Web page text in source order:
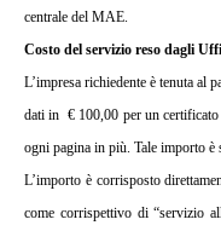
centrale del MAE.
Costo del servizio reso dagli
L’impresa richiedente è tenuta al
dati in € 100,00 per un
ogni pagina in più. Tale importo è
L’importo è corrisposto
come corrispettivo di “servizio